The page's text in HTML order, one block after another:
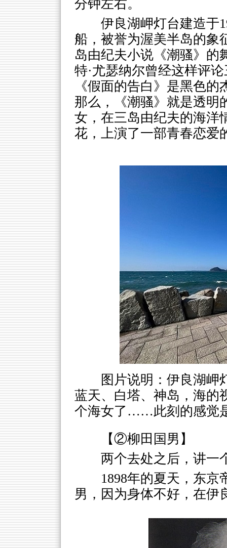
分钟左右。
伊良湖岬灯台建造于
船，被誉为渥美半岛的象
岛由纪夫小说《潮骚》
特·尤瑟纳尔曾经这样评
《假面的告白》是黑色
那么，《潮骚》就是透
女，在三岛由纪夫的海洋
花，上演了一部青春恋爱
图片说明：伊良湖
蓝天、白塔、神岛，海的
个海女了……此刻的感觉
【②柳田国男】
两个去处之后，讲一
1898年的夏天，东京
男，因为身体不好，在伊